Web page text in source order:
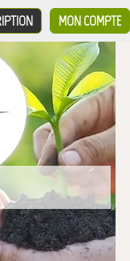
MON COMPTE